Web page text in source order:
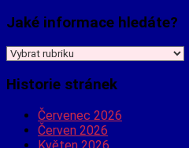
Jaké informace hledáte?
Jaké
hledáte?
Historie stránek
Červenec 2026
Červen 2026